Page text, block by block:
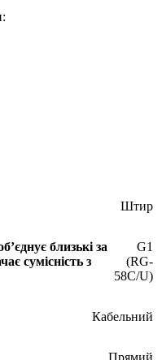
Штир
близькі за
сумісність з
G1
(RG-
58C/U)
Кабельний
Прямий